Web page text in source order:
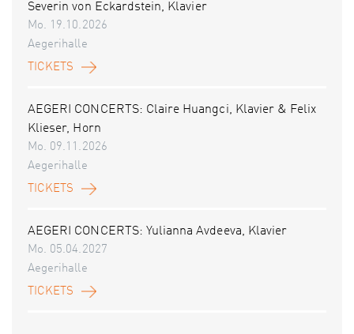
Severin von Eckardstein, Klavier
Mo. 19.10.2026
Aegerihalle
TICKETS
AEGERI CONCERTS: Claire Huangci, Klavier & Felix
Klieser, Horn
Mo. 09.11.2026
Aegerihalle
TICKETS
AEGERI CONCERTS: Yulianna Avdeeva, Klavier
Mo. 05.04.2027
Aegerihalle
TICKETS